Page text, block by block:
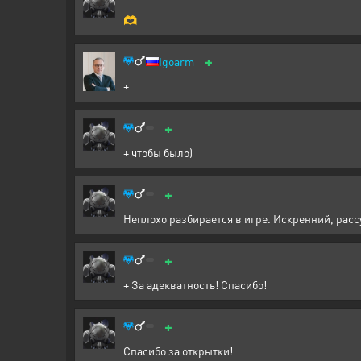
🫶
Igoarm +
+
+
+ чтобы было)
+
Неплохо разбирается в игре. Искренний,
+
+ За адекватность! Спасибо!
+
Спасибо за открытки!